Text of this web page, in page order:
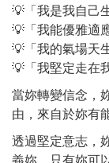
💡「我是我自己
💡「我能優雅適
💡「我的氣場天
💡「我堅定走在
當妳轉變信念，
由，來自於妳有
透過堅定意志，